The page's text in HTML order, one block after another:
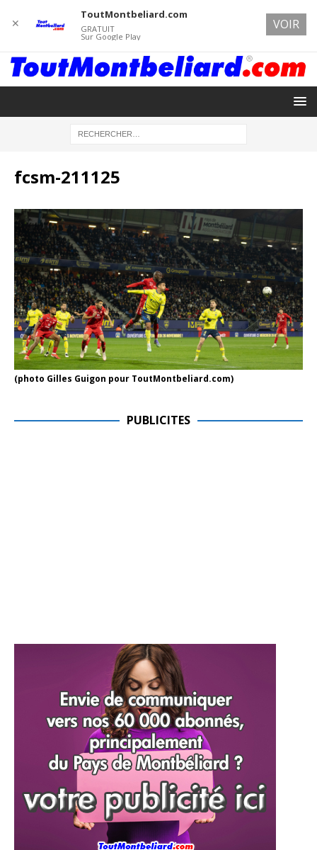
fcsm-211125
(photo Gilles Guigon pour ToutMontbeliard.com)
PUBLICITES
✕
ToutMontbeliard.com
GRATUIT
Sur Google Play
VOIR